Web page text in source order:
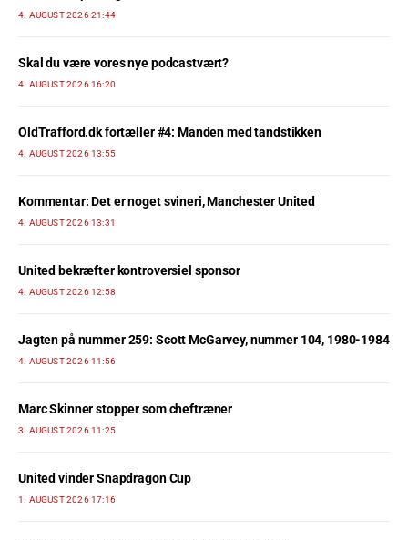
4. AUGUST 2026 21:44
Skal du være vores nye podcastvært?
4. AUGUST 2026 16:20
OldTrafford.dk fortæller #4: Manden med tandstikken
4. AUGUST 2026 13:55
Kommentar: Det er noget svineri, Manchester United
4. AUGUST 2026 13:31
United bekræfter kontroversiel sponsor
4. AUGUST 2026 12:58
Jagten på nummer 259: Scott McGarvey, nummer 104, 1980-1984
4. AUGUST 2026 11:56
Marc Skinner stopper som cheftræner
3. AUGUST 2026 11:25
United vinder Snapdragon Cup
1. AUGUST 2026 17:16